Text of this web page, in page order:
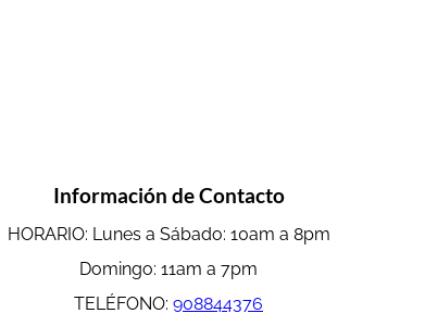
Información de Contacto
HORARIO: Lunes a Sábado: 10am a 8pm
Domingo: 11am a 7pm
TELÉFONO: 908844376